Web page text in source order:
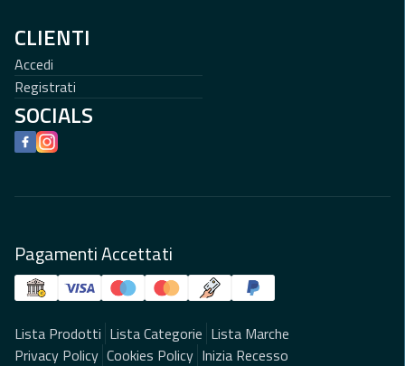
CLIENTI
Accedi
Registrati
SOCIALS
Facebook
Instagram
Pagamenti Accettati
Lista Prodotti Lista Categorie Lista Marche
Privacy Policy Cookies Policy Inizia Recesso